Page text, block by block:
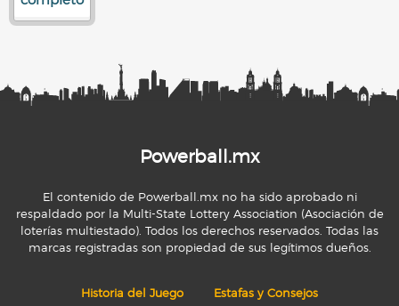
Powerball.mx
El contenido de Powerball.mx no ha sido aprobado ni
respaldado por la Multi-State Lottery Association (Asociación de
loterías multiestado). Todos los derechos reservados. Todas las
marcas registradas son propiedad de sus legítimos dueños.
Historia del Juego Estafas y Consejos